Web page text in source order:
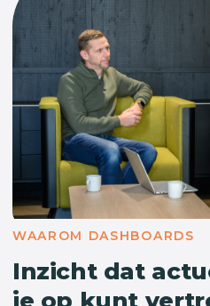
WAAROM DASHBOARDS
Inzicht dat